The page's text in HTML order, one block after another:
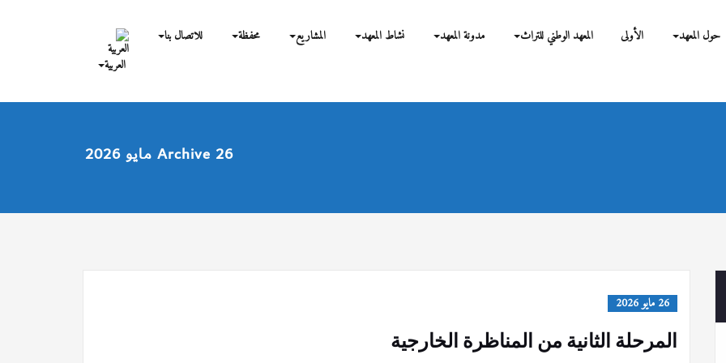
حول المعهد الأولى المعهد الوطني للتراث مدونة المعهد نشاط المعهد المشاريع محفظة
للاتصال بنا
العربية
Archive 26 مايو 2026
26 مايو 2026
المرحلة الثانية من المناظرة الخارجية